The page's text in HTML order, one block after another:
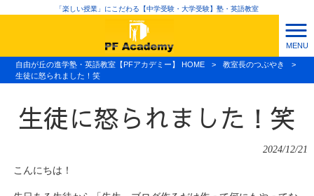
「楽しい授業」にこだわる【中学受験・大学受験】塾・英語教室
MENU
自由が丘の進学塾・英語教室【PFアカデミー】 HOME > 教室長のつぶやき
>
生徒に怒られました！笑
生徒に怒られました！笑
2024/12/21
こんにちは！